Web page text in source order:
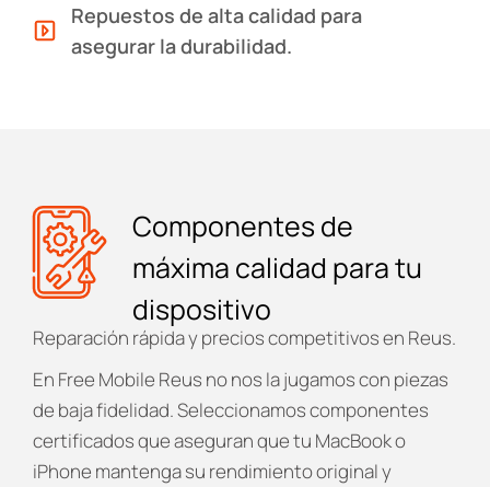
Repuestos de alta calidad para
asegurar la durabilidad.
Componentes de
máxima calidad para tu
dispositivo
Reparación rápida y precios competitivos en Reus.
En Free Mobile Reus no nos la jugamos con piezas
de baja fidelidad. Seleccionamos componentes
certificados que aseguran que tu MacBook o
iPhone mantenga su rendimiento original y